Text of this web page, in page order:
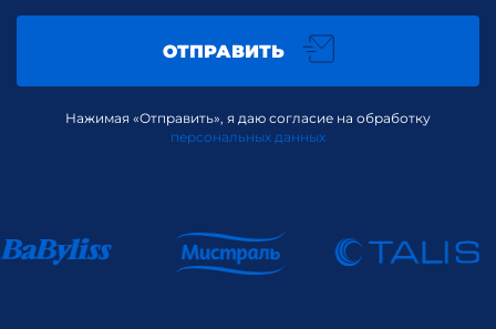
ОТПРАВИТЬ
Нажимая «Отправить», я даю согласие на обработку
персональных данных